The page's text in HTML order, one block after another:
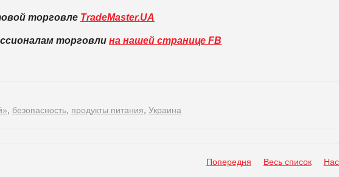
торговле TradeMaster.UA
торговли на нашей странице FB
безопасность продукты питания Украина
Попередня Весь список